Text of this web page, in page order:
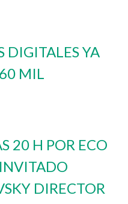
DIGITALES YA
MIL
20 H POR ECO
DIRECTOR